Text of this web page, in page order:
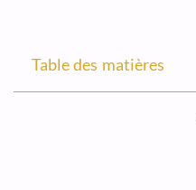
Table des matières